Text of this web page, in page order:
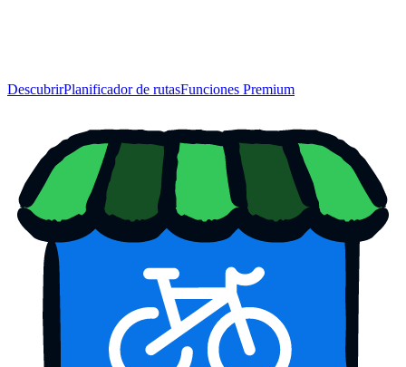
DescubrirPlanificador de rutasFunciones Premium